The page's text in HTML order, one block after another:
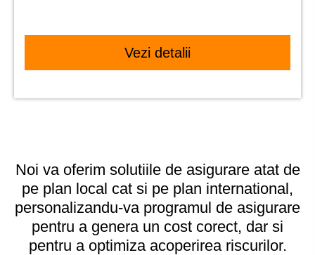
Vezi detalii
Noi va oferim solutiile de asigurare atat de
pe plan local cat si pe plan international,
personalizandu-va programul de asigurare
pentru a genera un cost corect, dar si
pentru a optimiza acoperirea riscurilor.